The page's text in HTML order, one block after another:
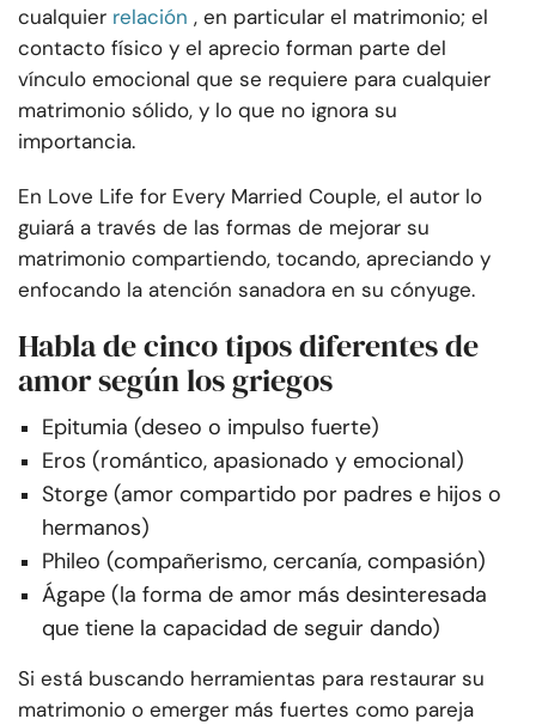
cualquier relación , en particular el matrimonio; el
contacto físico y el aprecio forman parte del
vínculo emocional que se requiere para cualquier
matrimonio sólido, y lo que no ignora su
importancia.
En Love Life for Every Married Couple, el autor lo
guiará a través de las formas de mejorar su
matrimonio compartiendo, tocando, apreciando y
enfocando la atención sanadora en su cónyuge.
Habla de cinco tipos diferentes de
amor según los griegos
Epitumia (deseo o impulso fuerte)
Eros (romántico, apasionado y emocional)
Storge (amor compartido por padres e hijos o
hermanos)
Phileo (compañerismo, cercanía, compasión)
Ágape (la forma de amor más desinteresada
que tiene la capacidad de seguir dando)
Si está buscando herramientas para restaurar su
matrimonio o emerger más fuertes como pareja